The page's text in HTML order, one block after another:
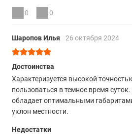
0 0
Шаропов Илья 26 октября 2024
Достоинства
Характеризуется высокой
пользоваться в темное время
обладает оптимальными
уклон местности.
Недостатки